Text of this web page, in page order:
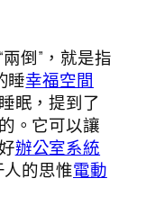
倒”，就是指
睡幸福空間
眠，提到了
。它可以讓
辦公室系統
人的思惟電動